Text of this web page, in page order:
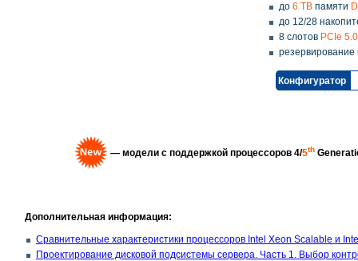
до 6 TB памяти
до 12/28
8 слотов PCIe 5.0
Конфигуратор
— модели с поддержкой процессоров 4/5th
Дополнительная информация:
Сравнительные характеристики процессоров Intel Xeon Scalable и
Проектирование дисковой подсистемы сервера. Часть 1. Выбор